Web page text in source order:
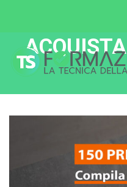
ACQUISTA